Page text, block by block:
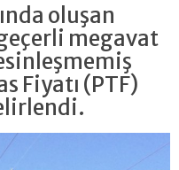
oluşan
megavat
Fiyatı (PTF)